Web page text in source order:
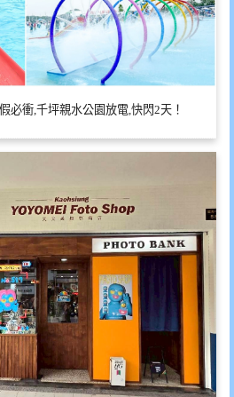
必衝,千坪親水公園放電,快閃2天！